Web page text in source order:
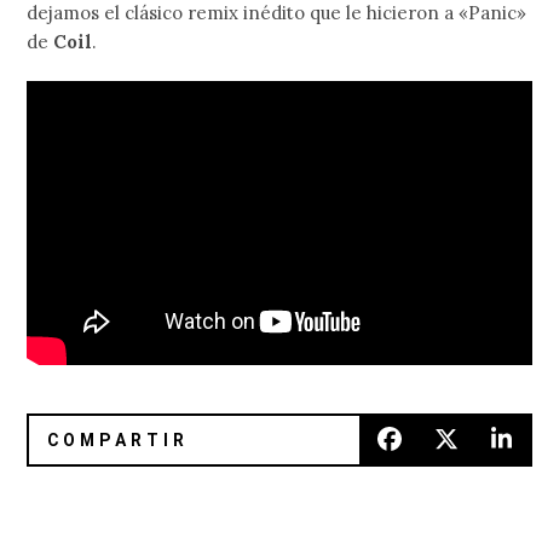
dejamos el clásico remix inédito que le hicieron a «Panic»
de Coil.